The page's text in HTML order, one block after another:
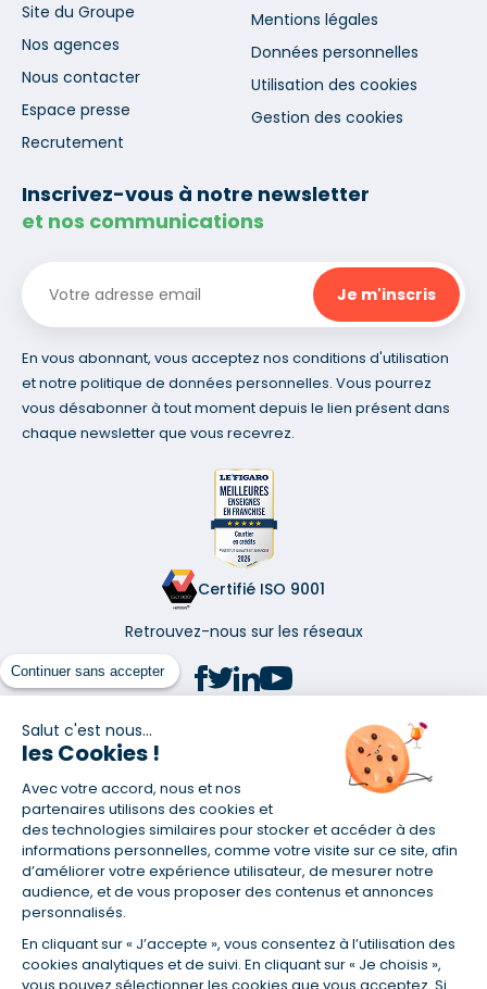
Continuer sans accepter
Salut c'est nous...
les Cookies !
Avec votre accord, nous et nos
partenaires utilisons des cookies et
des technologies similaires pour stocker et accéder à des
informations personnelles, comme votre visite sur ce site, afin
d’améliorer votre expérience utilisateur, de mesurer notre
audience, et de vous proposer des contenus et annonces
personnalisés.
En cliquant sur « J’accepte », vous consentez à l’utilisation des
cookies analytiques et de suivi. En cliquant sur « Je choisis »,
vous pouvez sélectionner les cookies que vous acceptez. Si
Site du Groupe
Nos agences
Nous contacter
Espace presse
Recrutement
Mentions légales
Données personnelles
Utilisation des cookies
Gestion des cookies
Inscrivez-vous à notre newsletter
et nos communications
En vous abonnant, vous acceptez nos conditions d'utilisation
et notre politique de données personnelles. Vous pourrez
vous désabonner à tout moment depuis le lien présent dans
chaque newsletter que vous recevrez.
Certifié ISO 9001
Retrouvez-nous sur les réseaux
(1) Taux fixe national hors assurance et selon votre profil
(2) Économie de 65 % pour l'assurance d'un prêt amortissable de 330
457,23 € à 0,90 % sur 19,5 ans, accordé à un salarié non cadre assuré à
100 % (décès, PTIA, IPP, ITT, IPP) âgé de 36 ans fumeur et une personne
salariée non cadre assurée à 100 % (décès, PTIA, IPP, ITT, IPP) âgée de 35
ans et non-fumeur, tous deux sans risque médical connu. Au
14/07/2019, coût de l'assurance proposée par la banque 179,08 €/mois
en moyenne contre 64,60 €/mois en moyenne au 14/07/2022 avec
Empruntis.com (TAEA : 0,44 %, coût total de l'assurance : 15 117,65 €).
(3) Taux minimum pour un crédit consommation d'un montant fixé entre
5 000 et 20 000 euros, selon profil et durée.